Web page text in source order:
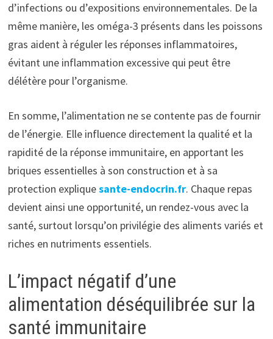
d’infections ou d’expositions environnementales. De la
même manière, les oméga-3 présents dans les poissons
gras aident à réguler les réponses inflammatoires,
évitant une inflammation excessive qui peut être
délétère pour l’organisme.
En somme, l’alimentation ne se contente pas de fournir
de l’énergie. Elle influence directement la qualité et la
rapidité de la réponse immunitaire, en apportant les
briques essentielles à son construction et à sa
protection expliquesante-endocrin.fr. Chaque repas
devient ainsi une opportunité, un rendez-vous avec la
santé, surtout lorsqu’on privilégie des aliments variés et
riches en nutriments essentiels.
L’impact négatif d’une
alimentation déséquilibrée sur la
santé immunitaire